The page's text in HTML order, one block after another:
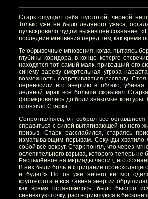
Старк ощущал себя пустотой, чёрной
Только уже не было ледяного ужаса,
пульсировало чудом выжившее сознание:
последние мгновения перед тем, как время
Те обрывочные мгновения, когда, пытаясь
глубины коридора, в конце которго
находятся тот самый маяк, приведший его
синему зареву смертельная угроза
возможность сопротивляться распаду.
переносили его энергию в облако,
ледяной мрак всё больше сковывал
формировались до боли знакомые
пронзило Старка.
Сопротивляясь, он собрал все
справиться с силой вытягивающей из него
призыв. Старк расслабился, стараясь
изматывающим порывам. Секунды хватило
собой всё вокруг. Старк понял, что через
ослепительного взрыва, которого теперь
Распылённое на мириады частиц, его
В них были боль и отрицание
и будет!» Но он уже ничего не мог
круговорота и вся лавина энергии
как время остановилось, было быстро
синеватую точку, растворившуюся в